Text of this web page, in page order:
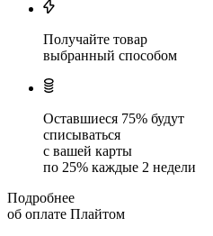
Получайте товар
выбранный способом
Оставшиеся 75% будут
списываться
с вашей карты
по 25% каждые 2 недели
Подробнее
об оплате Плайтом